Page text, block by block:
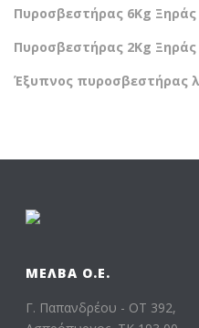
Πυροσβεστήρας 6Kg
Πυροσβεστήρας 2Kg
Έξυπνος πυροσβεστήρας
ΜΕΛΒΑ Ο.Ε.
Γ. Παπανδρέου - ΟΤ 392,